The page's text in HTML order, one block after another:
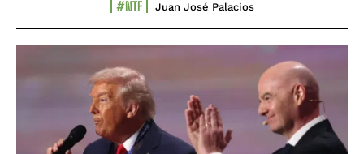
#NTF Juan José Palacios